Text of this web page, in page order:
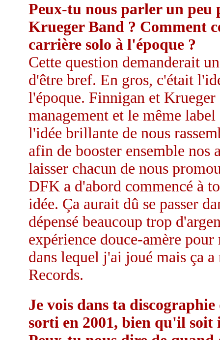
Peux-tu nous parler un
Krueger Band ? Comment
carrière solo à l'époque ?
Cette question demanderait
d'être bref. En gros, c'était
l'époque. Finnigan et
management et le même
l'idée brillante de nous
afin de booster ensemble nos
laisser chacun de nous
DFK a d'abord commencé à
idée. Ça aurait dû se passer
dépensé beaucoup trop
expérience douce-amère
dans lequel j'ai joué mais ça
Records.
Je vois dans ta discographie
sorti en 2001, bien qu'il soit